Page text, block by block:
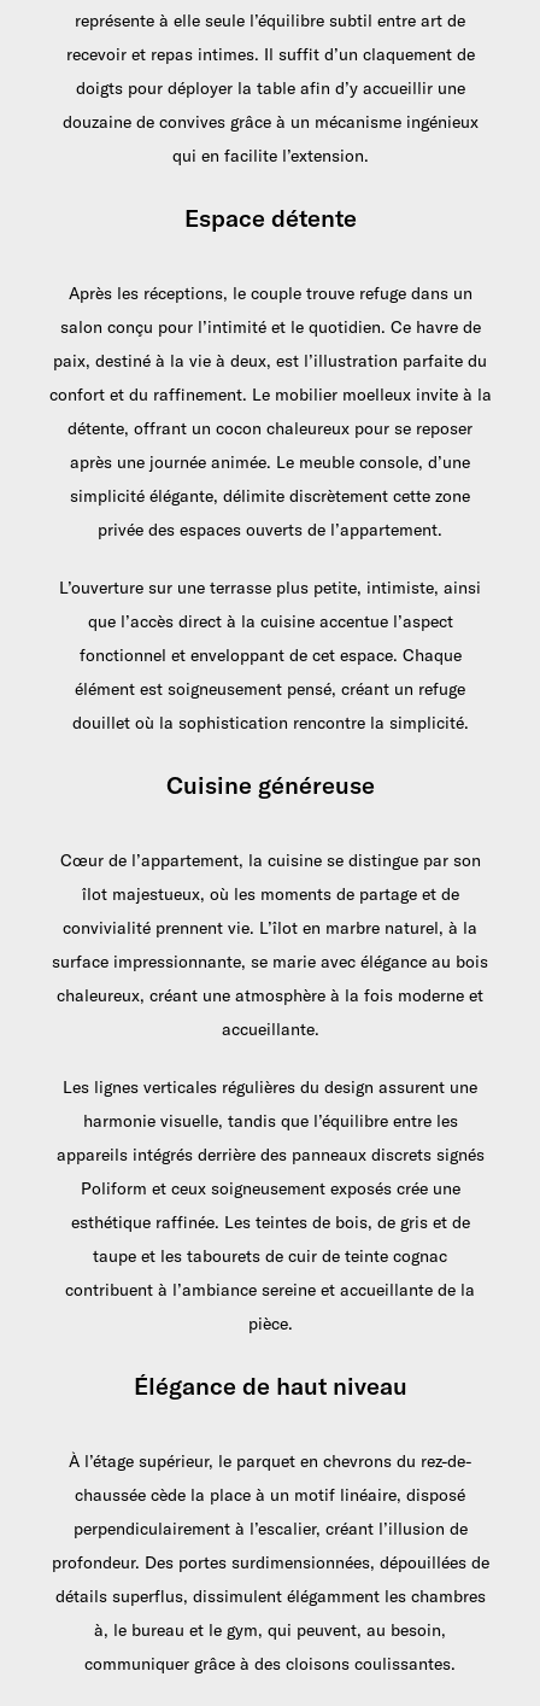
représente à elle seule l’équilibre subtil entre art de
recevoir et repas intimes. Il suffit d’un claquement de
doigts pour déployer la table afin d’y accueillir une
douzaine de convives grâce à un mécanisme ingénieux
qui en facilite l’extension.
Espace détente
Après les réceptions, le couple trouve refuge dans un
salon conçu pour l’intimité et le quotidien. Ce havre de
paix, destiné à la vie à deux, est l’illustration parfaite du
confort et du raffinement. Le mobilier moelleux invite à la
détente, offrant un cocon chaleureux pour se reposer
après une journée animée. Le meuble console, d’une
simplicité élégante, délimite discrètement cette zone
privée des espaces ouverts de l’appartement.
L’ouverture sur une terrasse plus petite, intimiste, ainsi
que l’accès direct à la cuisine accentue l’aspect
fonctionnel et enveloppant de cet espace. Chaque
élément est soigneusement pensé, créant un refuge
douillet où la sophistication rencontre la simplicité.
Cuisine généreuse
Cœur de l’appartement, la cuisine se distingue par son
îlot majestueux, où les moments de partage et de
convivialité prennent vie. L’îlot en marbre naturel, à la
surface impressionnante, se marie avec élégance au bois
chaleureux, créant une atmosphère à la fois moderne et
accueillante.
Les lignes verticales régulières du design assurent une
harmonie visuelle, tandis que l’équilibre entre les
appareils intégrés derrière des panneaux discrets signés
Poliform et ceux soigneusement exposés crée une
esthétique raffinée. Les teintes de bois, de gris et de
taupe et les tabourets de cuir de teinte cognac
contribuent à l’ambiance sereine et accueillante de la
pièce.
Élégance de haut niveau
À l’étage supérieur, le parquet en chevrons du rez-de-
chaussée cède la place à un motif linéaire, disposé
perpendiculairement à l’escalier, créant l’illusion de
profondeur. Des portes surdimensionnées, dépouillées de
détails superflus, dissimulent élégamment les chambres
à, le bureau et le gym, qui peuvent, au besoin,
communiquer grâce à des cloisons coulissantes.